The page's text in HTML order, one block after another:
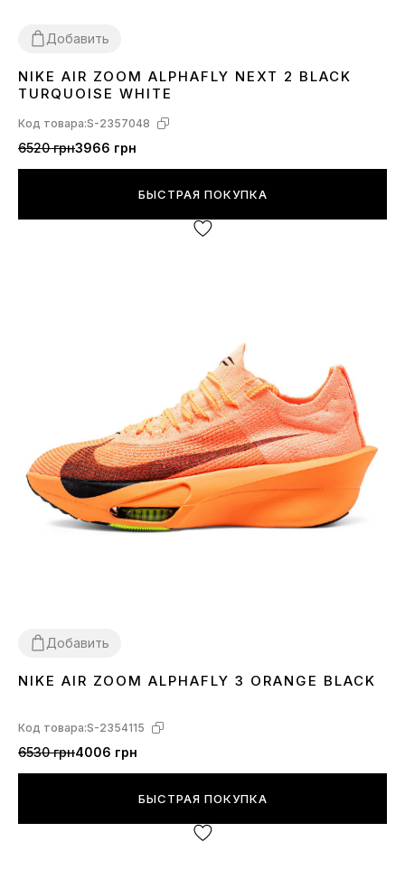
Добавить
42
NIKE AIR ZOOM ALPHAFLY NEXT 2 BLACK
TURQUOISE WHITE
Код товара:S-2357048
6520 грн3966 грн
БЫСТРАЯ ПОКУПКА
Добавить
3738 39 40
NIKE AIR ZOOM ALPHAFLY 3 ORANGE BLACK
Код товара:S-2354115
6530 грн4006 грн
БЫСТРАЯ ПОКУПКА